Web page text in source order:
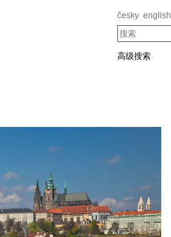
česky english
搜索
高级搜索